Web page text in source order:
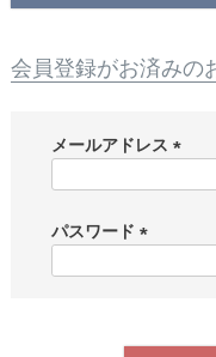
会員登録がお済みの
メールアドレス
)
パスワード